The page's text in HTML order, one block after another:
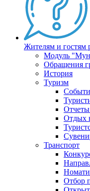
Жителям и гостям
Модуль
Обращения
История
Туризм
Отдых
Транспорт
Отбор